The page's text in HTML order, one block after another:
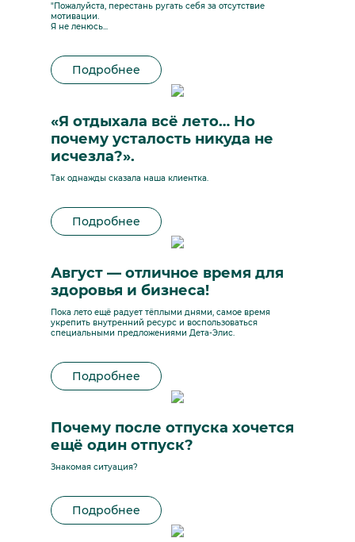
"Пожалуйста, перестань ругать себя за отсутствие
мотивации.
Я не ленюсь...
Подробнее
«Я отдыхала всё лето… Но
почему усталость никуда не
исчезла?».
Так однажды сказала наша клиентка.
Подробнее
Август — отличное время для
здоровья и бизнеса!
Пока лето ещё радует тёплыми днями, самое время
укрепить внутренний ресурс и воспользоваться
специальными предложениями Дета-Элис.
Подробнее
Почему после отпуска хочется
ещё один отпуск?
Знакомая ситуация?
Подробнее